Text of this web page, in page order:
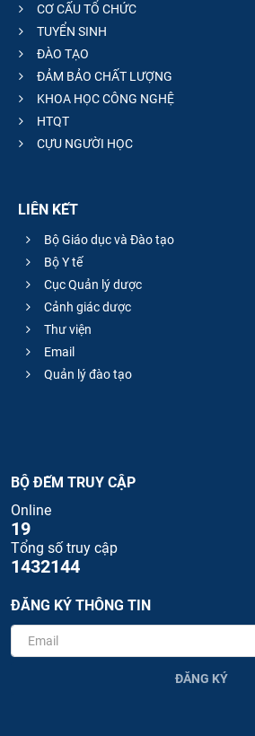
CƠ CẤU TỔ CHỨC
TUYỂN SINH
ĐÀO TẠO
ĐẢM BẢO CHẤT LƯỢNG
KHOA HỌC CÔNG NGHỆ
HTQT
CỰU NGƯỜI HỌC
LIÊN KẾT
Bộ Giáo dục và Đào tạo
Bộ Y tế
Cục Quản lý dược
Cảnh giác dược
Thư viện
Email
Quản lý đào tạo
BỘ ĐẾM TRUY CẬP
Online
19
Tổng số truy cập
1432144
ĐĂNG KÝ THÔNG TIN
ĐĂNG KÝ